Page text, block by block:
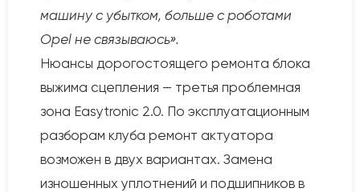
машину с убытком, больше с роботами
Opel не связываюсь».
Нюансы дорогостоящего ремонта блока
выжима сцепления — третья проблемная
зона Easytronic 2.0. По эксплуатационным
разборам клуба ремонт актуатора
возможен в двух вариантах. Замена
изношенных уплотнений и подшипников в